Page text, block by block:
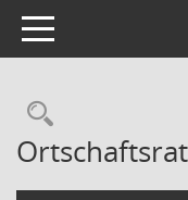
Toggle navigation